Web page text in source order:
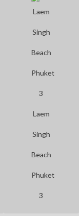
Laem
Singh
Beach
Phuket
3